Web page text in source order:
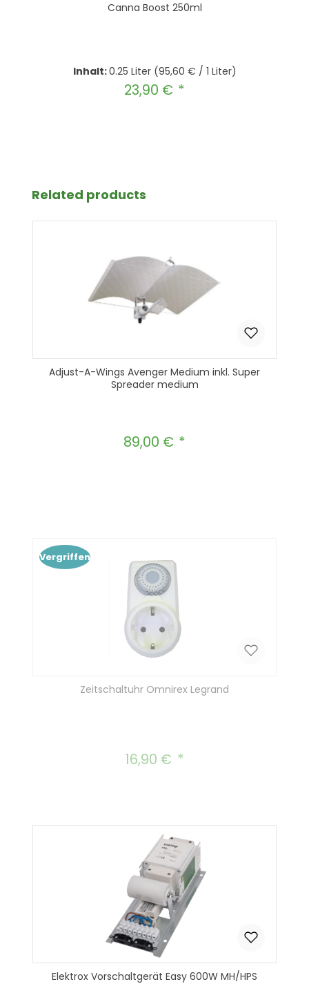
Canna Boost 250ml
Inhalt:0.25 Liter (95,60 € / 1 Liter)
Regulärer Preis:
23,90 €
Produktgalerie überspringen
Related products
Adjust-A-Wings Avenger Medium inkl. Super
Spreader medium
Regulärer Preis:
89,00 €
Vergriffen
Zeitschaltuhr Omnirex Legrand
Regulärer Preis:
16,90 €
Elektrox Vorschaltgerät Easy 600W MH/HPS